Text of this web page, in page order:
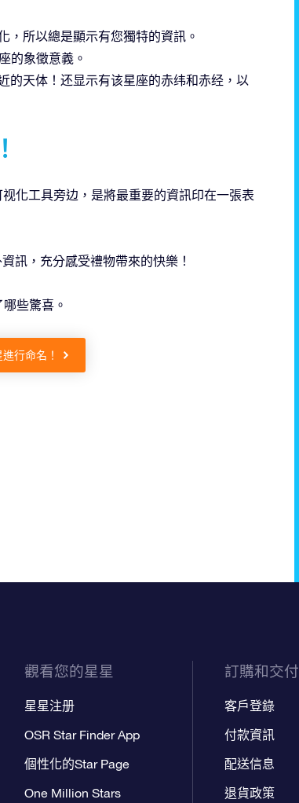
，所以總是顯示有您獨特的資訊。
的象徵意義。
的天体！还显示有该星座的赤纬和赤经，以
化工具旁边，是將最重要的資訊印在一張表
訊，充分感受禮物帶來的快樂！
些驚喜。
行命名！
觀看您的星星
星星注册
OSR Star Finder App
個性化的Star Page
One Million Stars
訂購和交付
客戶登錄
付款資訊
配送信息
退貨政策